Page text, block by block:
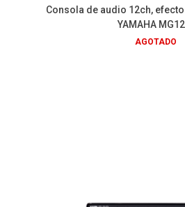
Consola de audio 12ch,
YAMAHA
AGOTADO